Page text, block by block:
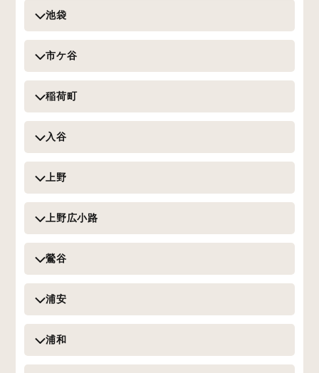
池袋
市ケ谷
稲荷町
入谷
上野
上野広小路
鶯谷
浦安
浦和